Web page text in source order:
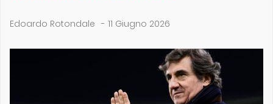
Edoardo Rotondale - 11 Giugno 2026